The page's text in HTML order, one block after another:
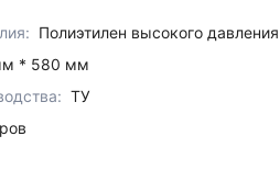
Полиэтилен высокого
* 580 мм
ТУ